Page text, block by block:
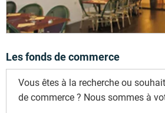
Les fonds de commerce
Vous êtes à la recherche ou
de commerce ? Nous sommes à